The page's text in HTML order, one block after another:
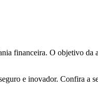
financeira. O objetivo da
e inovador. Confira a